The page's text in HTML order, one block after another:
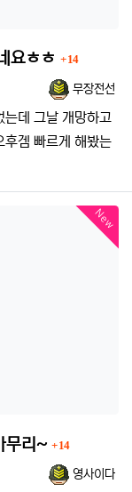
요ㅎㅎ 댓글
14
등록자무장전선
는데 그날 개망하고
후겜 빠르게 해봤는
New
무리~ 댓글
14
등록자영사이다